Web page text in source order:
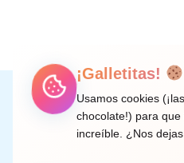
Instagram
Facebook
X
¡Galletitas!
Usamos cookies
chocolate!) para
increíble. ¿Nos